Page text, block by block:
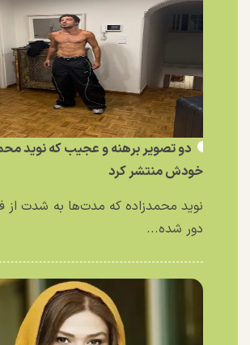
دو تصویر برهنه و عجیب که نوید
خودش منتشر کرد
نوید محمدزاده که مدت‌ها به شدت
دور شده...